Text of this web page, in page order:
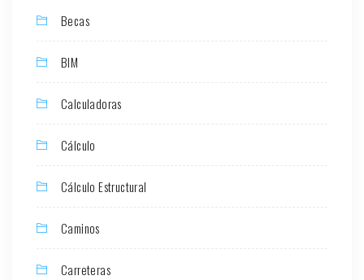
Becas
BIM
Calculadoras
Cálculo
Cálculo Estructural
Caminos
Carreteras